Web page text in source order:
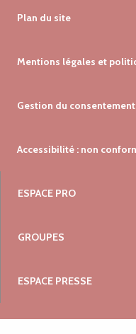
Plan du site
Mentions légales et
Gestion du consentement
Accessibilité : non
ESPACE PRO
GROUPES
ESPACE PRESSE